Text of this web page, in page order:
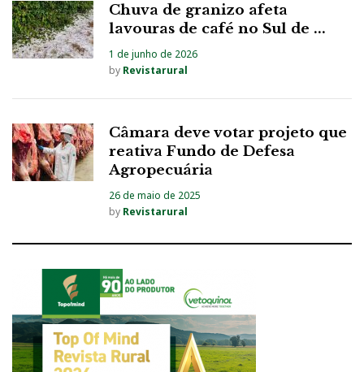
Chuva de granizo afeta
lavouras de café no Sul de ...
1 de junho de 2026
by Revistarural
Câmara deve votar projeto que
reativa Fundo de Defesa
Agropecuária
26 de maio de 2025
by Revistarural